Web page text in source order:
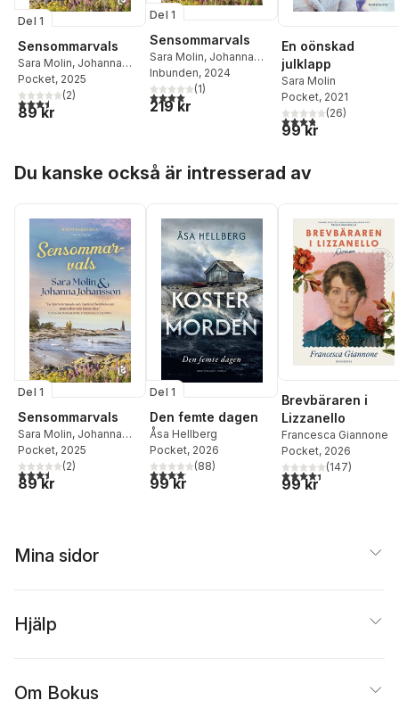
Del 1
Sensommarvals
Sara Molin, Johanna
Johansson
Pocket, 2025
3,5utav 5 stjärnor. Totalt antal röster:
(2)
89 kr
Del 1
Sensommarvals
Sara Molin, Johanna
Johansson
Inbunden, 2024
4,0utav 5 stjärnor. Totalt antal röster:
(1)
219 kr
En oönskad
julklapp
Sara Molin
Pocket, 2021
3,8utav 5 stjärnor.
(26)
99 kr
Du kanske också är intresserad av
Del 1
Sensommarvals
Sara Molin, Johanna
Johansson
Pocket, 2025
3,5utav 5 stjärnor. Totalt antal röster:
(2)
89 kr
Del 1
Den femte dagen
Åsa Hellberg
Pocket, 2026
4,1utav 5 stjärnor. Totalt antal röster:
(88)
99 kr
Brevbäraren i
Lizzanello
Francesca Giannone
Pocket, 2026
4,4utav 5 stjärnor.
(147)
99 kr
Mina sidor
Hjälp
Om Bokus